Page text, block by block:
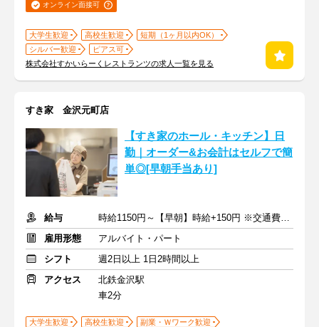
オンライン面接可
大学生歓迎 高校生歓迎
短期（1ヶ月以内OK）
シルバー歓迎
ピアス可
株式会社すかいらーくレストランツの求人一覧を見る
すき家 金沢元町店
【すき家のホール・キッチン】日
勤｜オーダー&お会計はセルフで簡
単◎[早朝手当あり]
給与
時給1150円～【早朝】時給+150円 ※交通費支給
雇用形態
アルバイト・パート
シフト
週2日以上 1日2時間以上
アクセス
北鉄金沢駅
車2分
大学生歓迎 高校生歓迎
副業・Ｗワーク歓迎